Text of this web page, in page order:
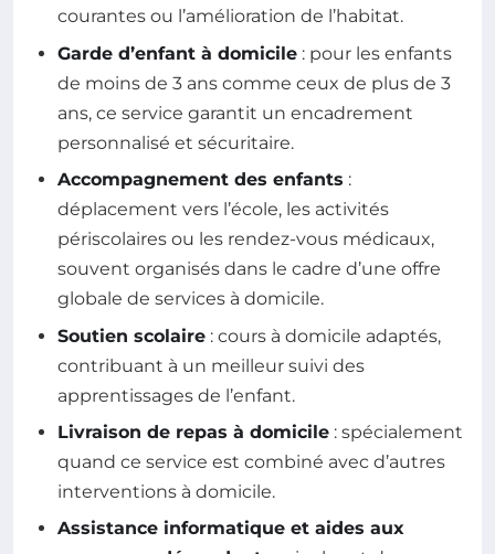
courantes ou l’amélioration de l’habitat.
Garde d’enfant à domicile : pour les enfants
de moins de 3 ans comme ceux de plus de 3
ans, ce service garantit un encadrement
personnalisé et sécuritaire.
Accompagnement des enfants :
déplacement vers l’école, les activités
périscolaires ou les rendez-vous médicaux,
souvent organisés dans le cadre d’une offre
globale de services à domicile.
Soutien scolaire : cours à domicile adaptés,
contribuant à un meilleur suivi des
apprentissages de l’enfant.
Livraison de repas à domicile : spécialement
quand ce service est combiné avec d’autres
interventions à domicile.
Assistance informatique et aides aux